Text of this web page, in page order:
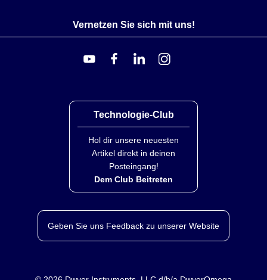
Vernetzen Sie sich mit uns!
Technologie-Club
Hol dir unsere neuesten
Artikel direkt in deinen
Posteingang!
Dem Club Beitreten
Geben Sie uns Feedback zu unserer Website